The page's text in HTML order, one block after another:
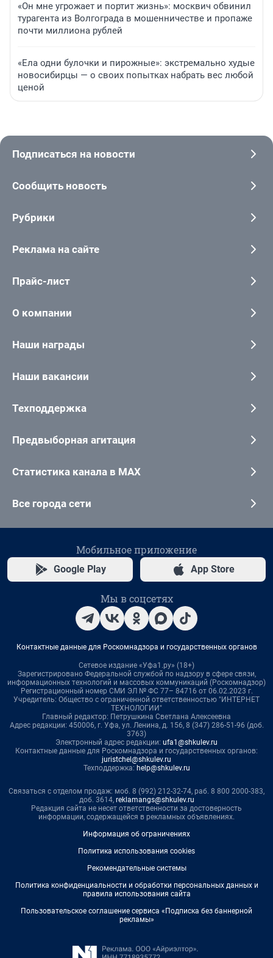
«Он мне угрожает и портит жизнь»: москвич обвинил
турагента из Волгограда в мошенничестве и пропаже
почти миллиона рублей
«Ела одни булочки и пирожные»: экстремально худые
новосибирцы — о своих попытках набрать вес любой
ценой
Подписаться на новости
Сообщить новость
Рубрики
Реклама на сайте
Прайс-лист
О компании
Наши награды
Наши вакансии
Техподдержка
Предвыборная агитация
Статистика канала в MAX
Все города сети
Мобильное приложение
Google Play App Store
Мы в соцсетях
Контактные данные для Роскомнадзора и государственных органов
Сетевое издание «Уфа1.ру» (18+)
Зарегистрировано Федеральной службой по надзору в сфере связи,
информационных технологий и массовых коммуникаций (Роскомнадзор)
Регистрационный номер СМИ ЭЛ № ФС 77– 84716 от 06.02.2023 г.
Учредитель: Общество с ограниченной ответственностью "ИНТЕРНЕТ
ТЕХНОЛОГИИ"
Главный редактор: Петрушкина Светлана Алексеевна
Адрес редакции: 450006, г. Уфа, ул. Ленина, д. 156, 8 (347) 286-51-96 (доб.
3763)
Электронный адрес редакции: ufa1@shkulev.ru
Контактные данные для Роскомнадзора и государственных органов:
juristchel@shkulev.ru
Техподдержка: help@shkulev.ru
Связаться с отделом продаж: моб. 8 (992) 212-32-74, раб. 8 800 2000-383,
доб. 3614, reklamangs@shkulev.ru
Редакция сайта не несет ответственности за достоверность
информации, содержащейся в рекламных объявлениях.
Информация об ограничениях
Политика использования cookies
Рекомендательные системы
Политика конфиденциальности и обработки персональных данных и
правила использования сайта
Пользовательское соглашение сервиса «Подписка без баннерной
рекламы»